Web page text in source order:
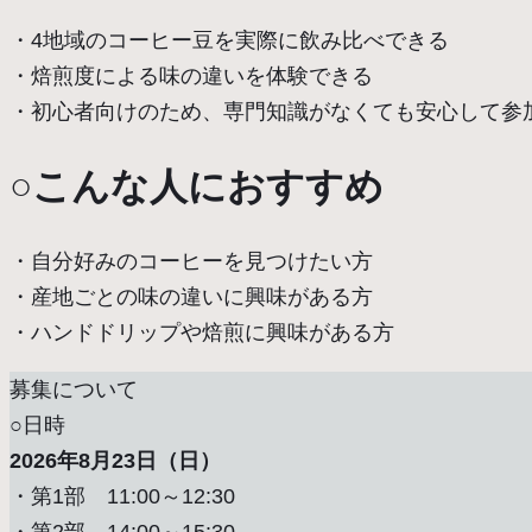
・4地域のコーヒー豆を実際に飲み比べできる
・焙煎度による味の違いを体験できる
・初心者向けのため、専門知識がなくても安心して参
○こんな人におすすめ
・自分好みのコーヒーを見つけたい方
・産地ごとの味の違いに興味がある方
・ハンドドリップや焙煎に興味がある方
募集について
○日時
2026年8月23日（日）
・第1部 11:00～12:30